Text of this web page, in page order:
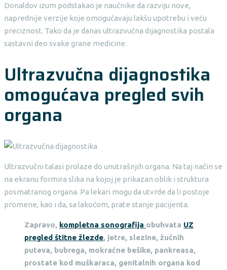
Donaldov izum podstakao je naučnike da razviju nove,
naprednije verzije koje omogućavaju lakšu upotrebu i veću
preciznost. Tako da je danas ultrazvučna dijagnostika postala
sastavni deo svake grane medicine.
Ultrazvučna dijagnostika
omogućava pregled svih
organa
Ultrazvučni talasi prolaze do unutrašnjih organa. Na taj način se
na ekranu formira slika na kojoj je prikazan oblik i struktura
posmatranog organa. Pa lekari mogu da utvrde da li postoje
promene, kao i da, sa lakoćom, prate stanje pacijenta.
Zapravo, kompletna sonografija obuhvata UZ
pregled štitne žlezde, jetre, slezine, žučnih
puteva, bubrega, mokraćne bešike, pankreasa,
prostate kod muškaraca, genitalnih organa kod